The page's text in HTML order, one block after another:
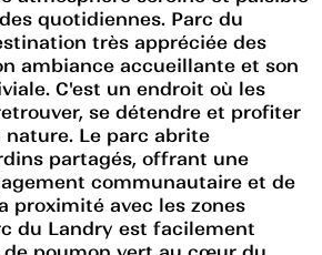
quotidiennes. Parc du
très appréciée des
ambiance accueillante et son
C'est un endroit où les
se détendre et profiter
nature. Le parc abrite
partagés, offrant une
communautaire et de
proximité avec les zones
du Landry est facilement